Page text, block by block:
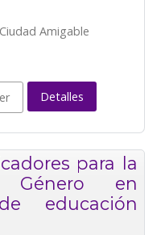
Amigable
Detalles
para la
Género en
educación